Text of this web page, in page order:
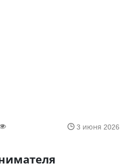
3 июня 2026